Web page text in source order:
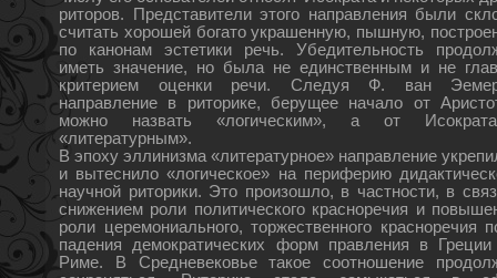
риторов. Представители этого направления были
считать хорошей богато украшенную, пышную,
по канонам эстетики речь. Убедительность
иметь значение, но была не единственным и не
критерием оценки речи. Следуя Ф. ван
направление в риторике, берущее начало от
можно назвать «логическим», а от
«литературным».
В эпоху эллинизма «литературное» направление
и вытеснило «логическое» на периферию
научной риторики. Это произошло, в частности, в
снижением роли политического красноречия и
роли церемониального, торжественного красноречия
падения демократических форм правления в
Риме. В Средневековье такое соотношение